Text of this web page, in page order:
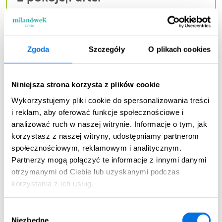
Zgoda Szczegóły O plikach cookies
Niniejsza strona korzysta z plików cookie
Wykorzystujemy pliki cookie do spersonalizowania treści
i reklam, aby oferować funkcje społecznościowe i
analizować ruch w naszej witrynie. Informacje o tym, jak
korzystasz z naszej witryny, udostępniamy partnerom
społecznościowym, reklamowym i analitycznym.
Partnerzy mogą połączyć te informacje z innymi danymi
otrzymanymi od Ciebie lub uzyskanymi podczas
korzystania z ich usług.
Niezbędne
Pow. użytkowa:
44.69 m
Cena całkowita mieszkania:
556 390,50 zł
A15.2 Dostępne